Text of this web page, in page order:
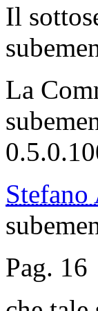
Il
La
Pag. 16